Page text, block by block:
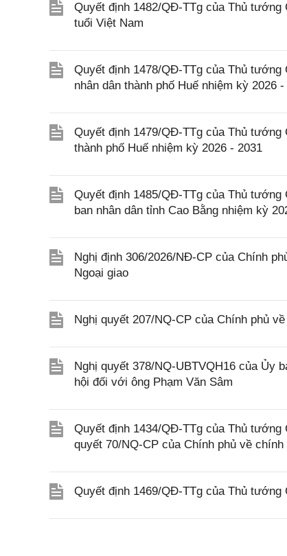
Quyết định 1482/QĐ-TTg của Thủ
tuổi Việt Nam
Quyết định 1478/QĐ-TTg của Thủ
nhân dân thành phố Huế nhiệm kỳ 2026 -
Quyết định 1479/QĐ-TTg của Thủ tướng
thành phố Huế nhiệm kỳ 2026 - 2031
Quyết định 1485/QĐ-TTg của Thủ
ban nhân dân tỉnh Cao Bằng nhiệm kỳ
Nghị định 306/2026/NĐ-CP của Chính
Ngoại giao
Nghị quyết 207/NQ-CP của Chính phủ
Nghị quyết 378/NQ-UBTVQH16 của Ủy
hội đối với ông Phạm Văn Sâm
Quyết định 1434/QĐ-TTg của Thủ
quyết 70/NQ-CP của Chính phủ về chính
Quyết định 1469/QĐ-TTg của Thủ